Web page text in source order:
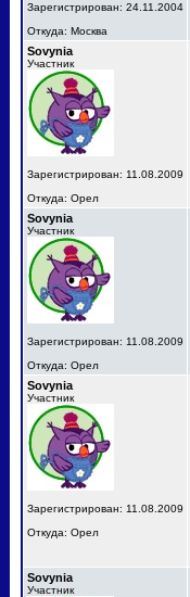
Зарегистрирован: 24.11.2004
Откуда: Москва
Sovynia
Участник
Зарегистрирован: 11.08.2009
Откуда: Орел
Sovynia
Участник
Зарегистрирован: 11.08.2009
Откуда: Орел
Sovynia
Участник
Зарегистрирован: 11.08.2009
Откуда: Орел
Sovynia
Участник